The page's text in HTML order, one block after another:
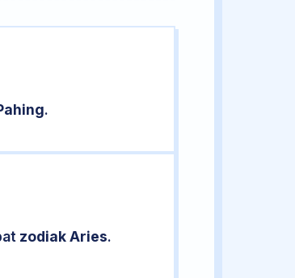
.
zodiak Aries.